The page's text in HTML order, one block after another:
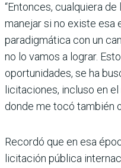
“Entonces, cualquiera
manejar si no existe esa
paradigmática con un
no lo vamos a lograr.
oportuni­dades, se ha
licitaciones, incluso en
donde me tocó también
Recordó que en esa
licitación pública